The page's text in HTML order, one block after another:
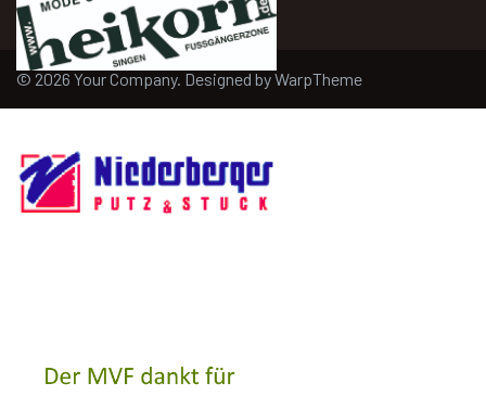
© 2026 Your Company. Designed byWarpTheme